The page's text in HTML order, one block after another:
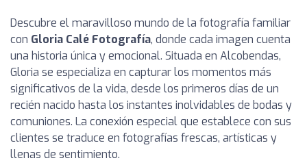
Descubre el maravilloso mundo de la fotografía familiar
con Gloria Calé Fotografía, donde cada imagen cuenta
una historia única y emocional. Situada en Alcobendas,
Gloria se especializa en capturar los momentos más
significativos de la vida, desde los primeros días de un
recién nacido hasta los instantes inolvidables de bodas y
comuniones. La conexión especial que establece con sus
clientes se traduce en fotografías frescas, artísticas y
llenas de sentimiento.